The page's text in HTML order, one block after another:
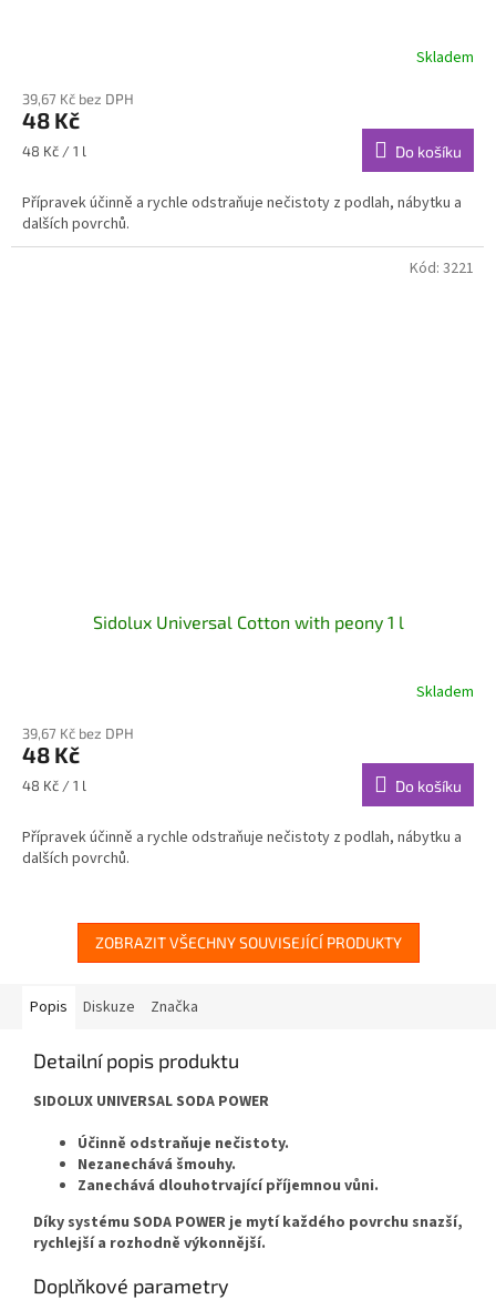
Skladem
39,67 Kč bez DPH
48 Kč
Měrná
48 Kč / 1 l Do košíku
Přípravek účinně a rychle odstraňuje nečistoty z podlah, nábytku a
dalších povrchů.
Sidolux Universal Cotton with peony 1 l
Skladem
39,67 Kč bez DPH
48 Kč
Měrná
48 Kč / 1 l Do košíku
Přípravek účinně a rychle odstraňuje nečistoty z podlah, nábytku a
dalších povrchů.
Kód: 3221
ZOBRAZIT VŠECHNY SOUVISEJÍCÍ PRODUKTY
Popis Diskuze Značka
Detailní popis produktu
SIDOLUX UNIVERSAL SODA POWER
Účinně odstraňuje nečistoty.
Nezanechává šmouhy.
Zanechává dlouhotrvající příjemnou vůni.
Díky systému SODA POWER je mytí každého povrchu snazší,
rychlejší a rozhodně výkonnější.
Doplňkové parametry